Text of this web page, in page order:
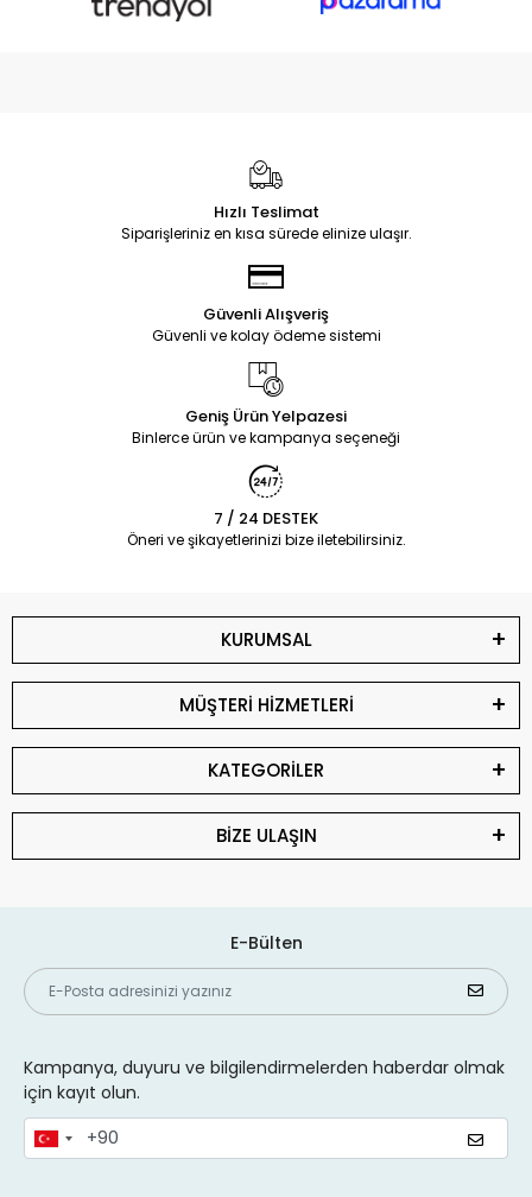
Hızlı Teslimat
Siparişleriniz en kısa sürede elinize ulaşır.
Güvenli Alışveriş
Güvenli ve kolay ödeme sistemi
Geniş Ürün Yelpazesi
Binlerce ürün ve kampanya seçeneği
7 / 24 DESTEK
Öneri ve şikayetlerinizi bize iletebilirsiniz.
KURUMSAL
MÜŞTERİ HİZMETLERİ
KATEGORİLER
BİZE ULAŞIN
E-Bülten
Kampanya, duyuru ve bilgilendirmelerden haberdar olmak
için kayıt olun.